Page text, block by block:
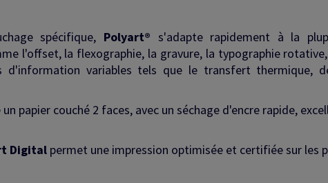
spécifique, Polyart® s'adapte rapidement à la
l'offset, la flexographie, la gravure, la typographie
d'information variables tels que le transfert thermique,
papier couché 2 faces, avec un séchage d'encre rapide,
Digital permet une impression optimisée et certifiée sur les